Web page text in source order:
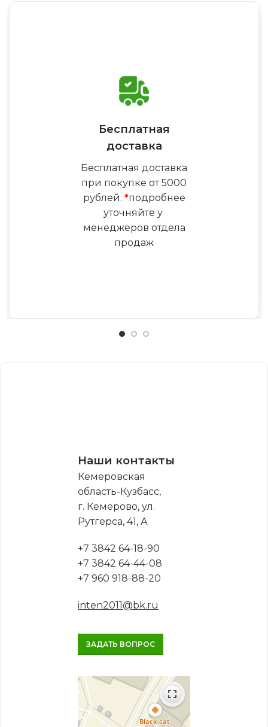
Бесплатная
доставка
Бесплатная доставка
при покупке от 5000
рублей. *подробнее
уточняйте у
менеджеров отдела
продаж
Наши контакты
Кемеровская
область-Кузбасс,
г. Кемерово, ул.
Рутгерса, 41, А
+7 3842 64-18-90
+7 3842 64-44-08
+7 960 918-88-20
inten2011@bk.ru
ЗАДАТЬ ВОПРОС